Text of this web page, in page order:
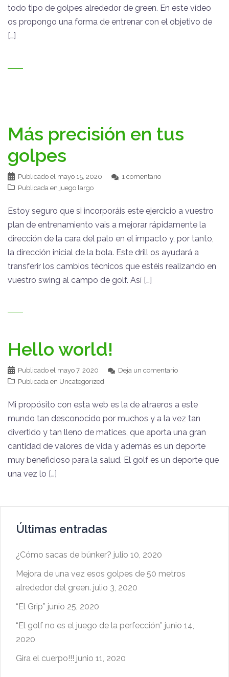
todo tipo de golpes alrededor de green. En este vídeo
os propongo una forma de entrenar con el objetivo de
[…]
Más precisión en tus
golpes
Publicado el mayo 15, 2020
1 comentario
Publicada en juego largo
Estoy seguro que si incorporáis este ejercicio a vuestro
plan de entrenamiento vais a mejorar rápidamente la
dirección de la cara del palo en el impacto y, por tanto,
la dirección inicial de la bola. Este drill os ayudará a
transferir los cambios técnicos que estéis realizando en
vuestro swing al campo de golf. Así […]
Hello world!
Publicado el mayo 7, 2020
Deja un comentario
Publicada en Uncategorized
Mi propósito con esta web es la de atraeros a este
mundo tan desconocido por muchos y a la vez tan
divertido y tan lleno de matices, que aporta una gran
cantidad de valores de vida y además es un deporte
muy beneficioso para la salud. El golf es un deporte que
una vez lo […]
Últimas entradas
¿Cómo sacas de búnker? julio 10, 2020
Mejora de una vez esos golpes de 50 metros
alrededor del green. julio 3, 2020
“El Grip” junio 25, 2020
“El golf no es el juego de la perfección” junio 14,
2020
Gira el cuerpo!!! junio 11, 2020